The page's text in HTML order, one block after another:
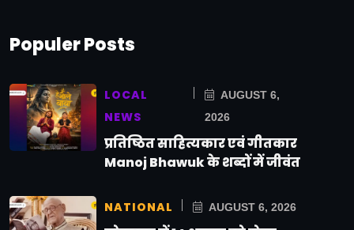
Populer Posts
LOCAL
NEWS
AUGUST 6,
2026
प्रतिष्ठित साहित्यकार एवं गीतकार
Manoj Bhawuk के शब्दों में जीवंत
NATIONAL AUGUST 6, 2026